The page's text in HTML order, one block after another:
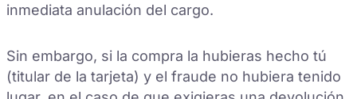
inmediata anulación del cargo.
Sin embargo, si la compra la hubieras hecho tú
(titular de la tarjeta) y el fraude no hubiera tenido